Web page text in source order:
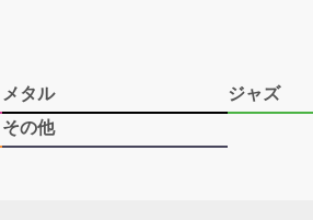
メタル
ジャズ
その他